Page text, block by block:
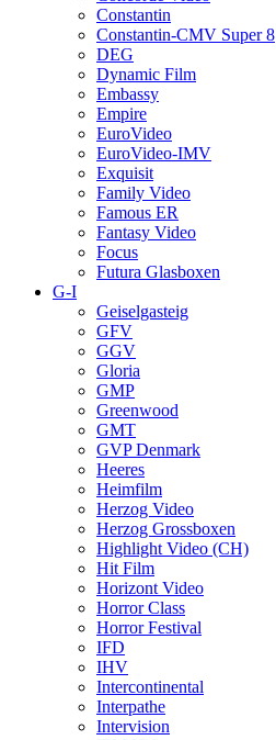
Constantin
Constantin-CMV Super 8
DEG
Dynamic Film
Embassy
Empire
EuroVideo
EuroVideo-IMV
Exquisit
Family Video
Famous ER
Fantasy Video
Focus
Futura Glasboxen
G-I
Geiselgasteig
GFV
GGV
Gloria
GMP
Greenwood
GMT
GVP Denmark
Heeres
Heimfilm
Herzog Video
Herzog Grossboxen
Highlight Video (CH)
Hit Film
Horizont Video
Horror Class
Horror Festival
IFD
IHV
Intercontinental
Interpathe
Intervision